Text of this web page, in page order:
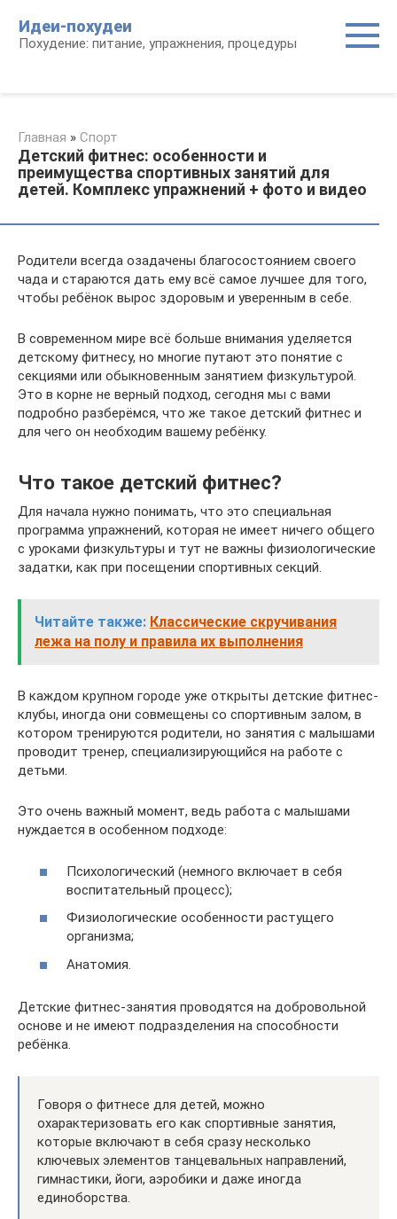
контенту
Идеи-похудеи
Похудение: питание, упражнения, процедуры
Главная » Спорт
Детский фитнес: особенности и
преимущества спортивных занятий для
детей. Комплекс упражнений + фото и видео
Родители всегда озадачены благосостоянием своего
чада и стараются дать ему всё самое лучшее для того,
чтобы ребёнок вырос здоровым и уверенным в себе.
В современном мире всё больше внимания уделяется
детскому фитнесу, но многие путают это понятие с
секциями или обыкновенным занятием физкультурой.
Это в корне не верный подход, сегодня мы с вами
подробно разберёмся, что же такое детский фитнес и
для чего он необходим вашему ребёнку.
Что такое детский фитнес?
Для начала нужно понимать, что это специальная
программа упражнений, которая не имеет ничего общего
с уроками физкультуры и тут не важны физиологические
задатки, как при посещении спортивных секций.
Читайте также: Классические скручивания
лежа на полу и правила их выполнения
В каждом крупном городе уже открыты детские фитнес-
клубы, иногда они совмещены со спортивным залом, в
котором тренируются родители, но занятия с малышами
проводит тренер, специализирующийся на работе с
детьми.
Это очень важный момент, ведь работа с малышами
нуждается в особенном подходе:
Психологический (немного включает в себя
воспитательный процесс);
Физиологические особенности растущего
организма;
Анатомия.
Детские фитнес-занятия проводятся на добровольной
основе и не имеют подразделения на способности
ребёнка.
Говоря о фитнесе для детей, можно
охарактеризовать его как спортивные занятия,
которые включают в себя сразу несколько
ключевых элементов танцевальных направлений,
гимнастики, йоги, аэробики и даже иногда
единоборства.